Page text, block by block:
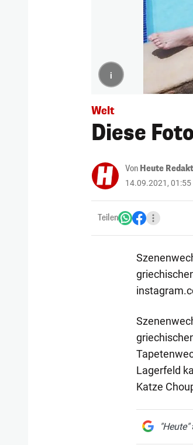
i
Welt
Diese
Von Heute
14.09.2021, 01:55
Teilen
Lagerfeld
Katze
"Heute"